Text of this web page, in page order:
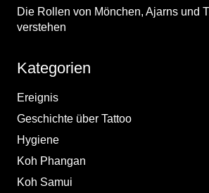
Die Rollen von Mönchen, Ajarns und
verstehen
Kategorien
Ereignis
Geschichte über Tattoo
Hygiene
Koh Phangan
Koh Samui